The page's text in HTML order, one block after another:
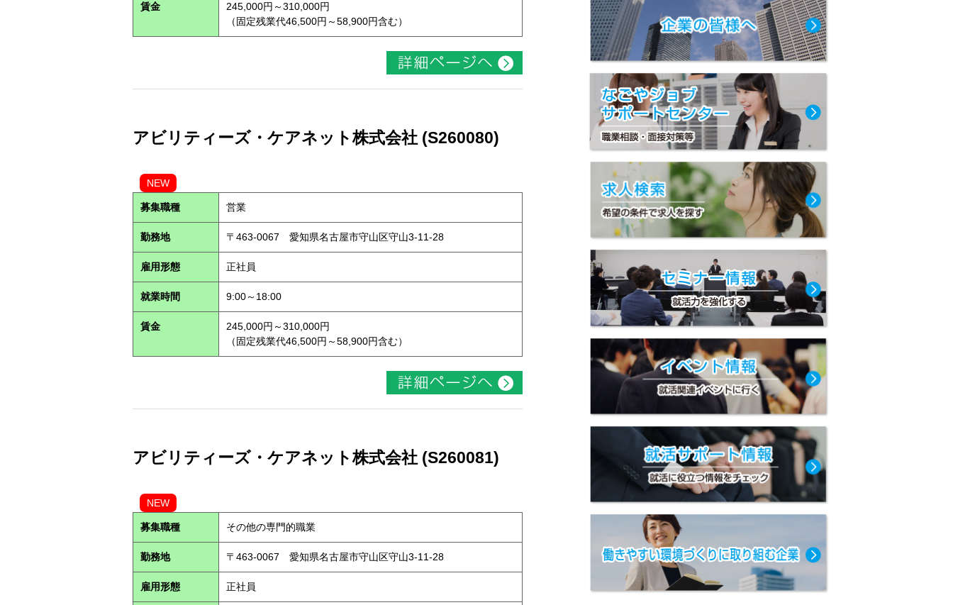
賃金
245,000円～310,000円
（固定残業代46,500円～58,900円含む）
アビリティーズ・ケアネット株式会社 (S260080)
NEW
募集職種 営業
勤務地 〒463-0067 愛知県名古屋市守山区守山3-11-28
雇用形態 正社員
就業時間 9:00～18:00
賃金
245,000円～310,000円
（固定残業代46,500円～58,900円含む）
アビリティーズ・ケアネット株式会社 (S260081)
NEW
募集職種 その他の専門的職業
勤務地 〒463-0067 愛知県名古屋市守山区守山3-11-28
雇用形態 正社員